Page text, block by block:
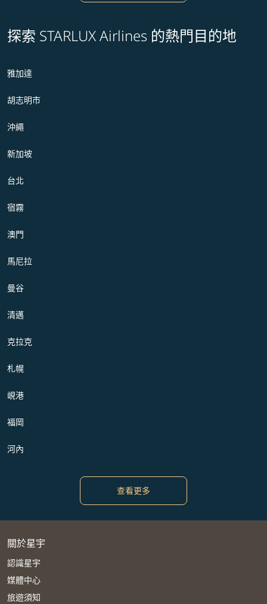
探索 STARLUX Airlines 的熱門目的地
雅加達
胡志明市
沖繩
新加坡
台北
宿霧
澳門
馬尼拉
曼谷
清邁
克拉克
札幌
峴港
福岡
河內
查看更多
關於星宇
認識星宇
媒體中心
旅遊須知